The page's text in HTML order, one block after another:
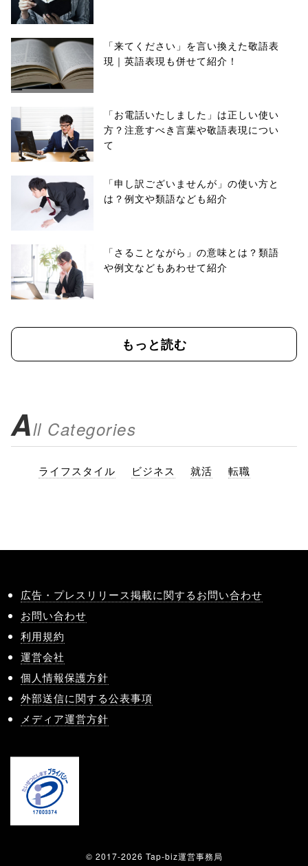
「来てください」を言い換えた敬語表
現｜英語表現も併せて紹介！
「お電話いたしました」は正しい使い
方？注意すべき言葉や敬語表現につい
て
「申し訳ございませんが」の使い方と
は？例文や類語なども紹介
「さることながら」の意味とは？類語
や例文などもあわせて紹介
もっと読む
All Categories
ライフスタイル ビジネス 就活 転職
広告・プレスリリース掲載に関するお問い合わせ
お問い合わせ
利用規約
運営会社
個人情報保護方針
外部送信に関する公表事項
メディア運営方針
© 2017-2026 Tap-biz運営事務局